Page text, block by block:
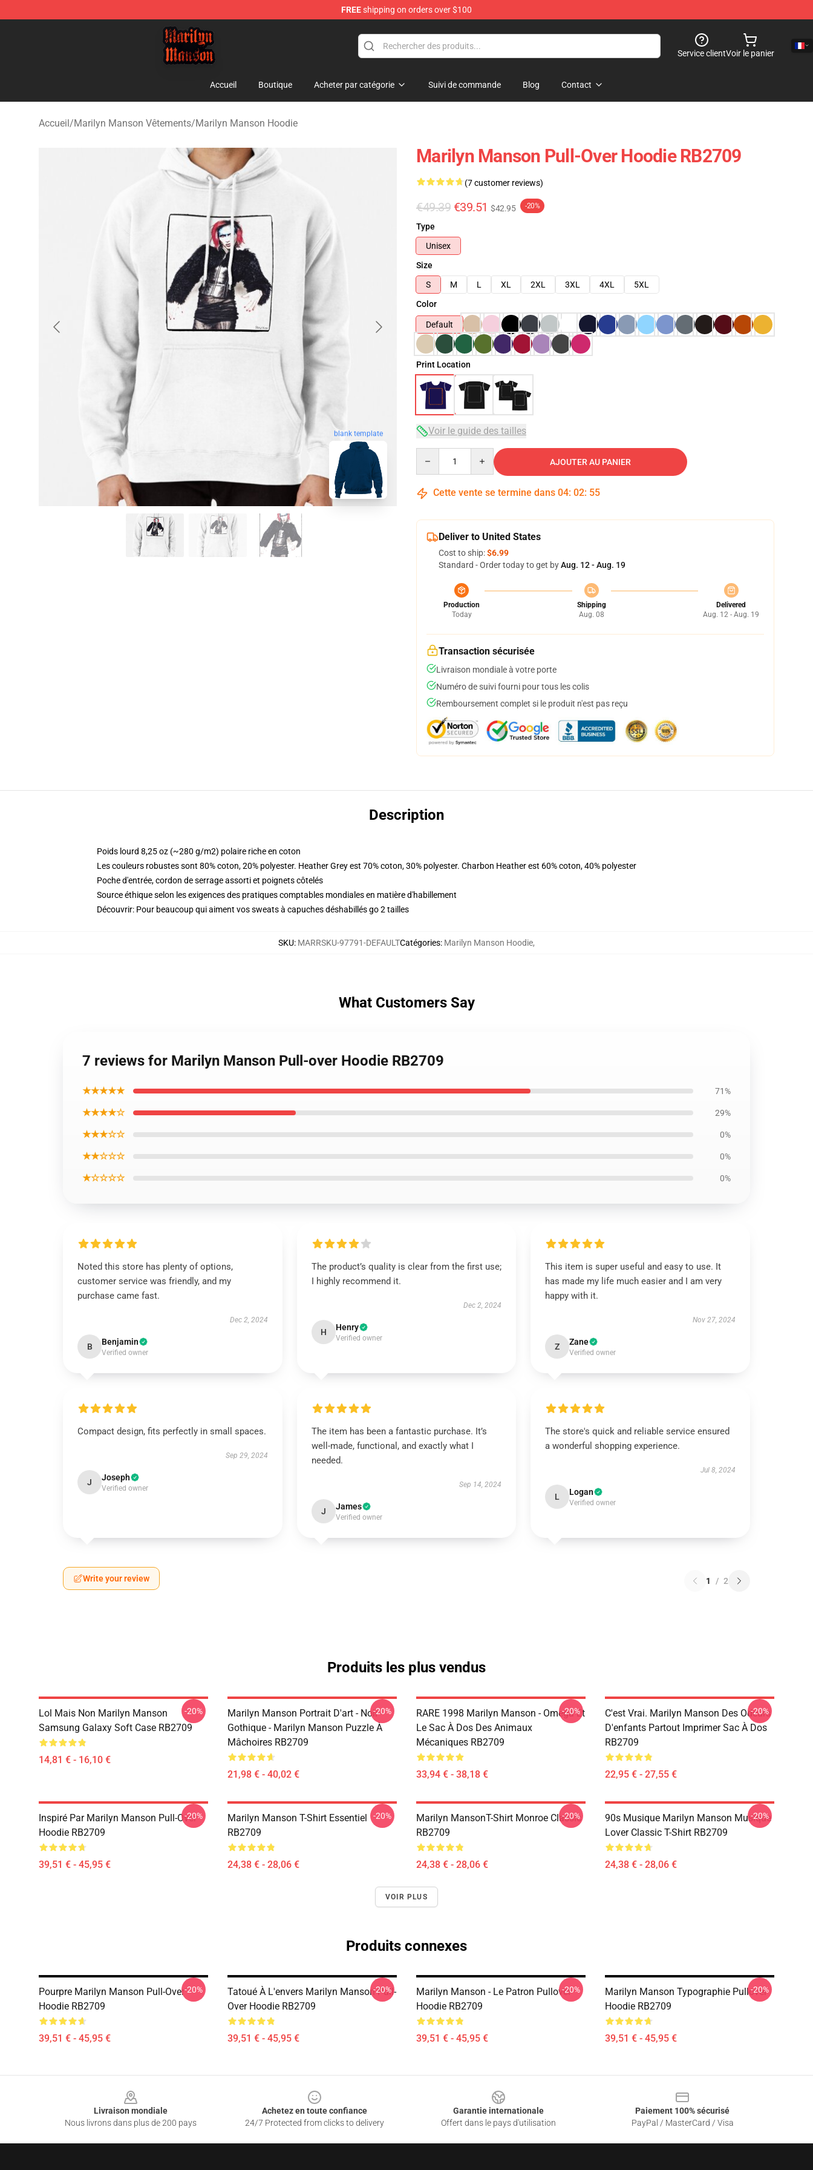
FREEshipping on orders over $100
Marilyn Manson Shop - Official Marilyn Manson Merchandise Store
Service clientVoir le panier
Accueil Boutique Acheter par catégorie Suivi de commande Blog Contact
Accueil/Marilyn Manson Vêtements/Marilyn Manson Hoodie
blank template
Marilyn Manson Pull-Over Hoodie RB2709
(7 customer reviews)
€49.39 €39.51 $42.95 -20%
Type
Unisex
Size
S
M L XL 2XL 3XL 4XL
5XL
Color
Default
Print Location
Voir le guide des tailles
AJOUTER AU PANIER
Cette vente se termine dans 04: 02: 54
Deliver to United States
Cost to ship:$6.99
Standard - Order today to get byAug. 12 - Aug. 19
Production
Today
Shipping
Aug. 08
Delivered
Aug. 12 - Aug. 19
Transaction sécurisée
Livraison mondiale à votre porte
Numéro de suivi fourni pour tous les colis
Remboursement complet si le produit n'est pas reçu
Description
Poids lourd 8,25 oz (~280 g/m2) polaire riche en coton
Les couleurs robustes sont 80% coton, 20% polyester. Heather Grey est 70% coton, 30% polyester. Charbon Heather est 60% coton, 40% polyester
Poche d'entrée, cordon de serrage assorti et poignets côtelés
Source éthique selon les exigences des pratiques comptables mondiales en matière d'habillement
Découvrir: Pour beaucoup qui aiment vos sweats à capuches déshabillés go 2 tailles
SKU: MARRSKU-97791-DEFAULTCatégories: Marilyn Manson Hoodie,
What Customers Say
7 reviews for Marilyn Manson Pull-over Hoodie RB2709
★★★★★ 71%
★★★★☆ 29%
★★★☆☆ 0%
★★☆☆☆ 0%
★☆☆☆☆ 0%
Noted this store has plenty of options,
customer service was friendly, and my
purchase came fast.
Dec 2, 2024
B Benjamin
Verified owner
The product’s quality is clear from the first use;
I highly recommend it.
Dec 2, 2024
H Henry
Verified owner
This item is super useful and easy to use. It
has made my life much easier and I am very
happy with it.
Nov 27, 2024
Z Zane
Verified owner
Compact design, fits perfectly in small spaces.
Sep 29, 2024
J Joseph
Verified owner
The item has been a fantastic purchase. It’s
well-made, functional, and exactly what I
needed.
Sep 14, 2024
J James
Verified owner
The store's quick and reliable service ensured
a wonderful shopping experience.
Jul 8, 2024
L Logan
Verified owner
Write your review 1 / 2
Produits les plus vendus
Lol Mais Non Marilyn Manson
Samsung Galaxy Soft Case RB2709
14,81 € - 16,10 €
-20%
Marilyn Manson Portrait D'art - Noir -
Gothique - Marilyn Manson Puzzle À
Mâchoires RB2709
21,98 € - 40,02 €
-20%
RARE 1998 Marilyn Manson - Omega Et
Le Sac À Dos Des Animaux
Mécaniques RB2709
33,94 € - 38,18 €
-20%
C'est Vrai. Marilyn Manson Des Odeurs
D'enfants Partout Imprimer Sac À Dos
RB2709
22,95 € - 27,55 €
-20%
Inspiré Par Marilyn Manson Pull-Over
Hoodie RB2709
39,51 € - 45,95 €
-20%
Marilyn Manson T-Shirt Essentiel
RB2709
24,38 € - 28,06 €
-20%
Marilyn MansonT-Shirt Monroe Classic
RB2709
24,38 € - 28,06 €
-20%
90s Musique Marilyn Manson Musique
Lover Classic T-Shirt RB2709
24,38 € - 28,06 €
-20%
VOIR PLUS
Produits connexes
Pourpre Marilyn Manson Pull-Over
Hoodie RB2709
39,51 € - 45,95 €
-20%
Tatoué À L'envers Marilyn Manson Pull-
Over Hoodie RB2709
39,51 € - 45,95 €
-20%
Marilyn Manson - Le Patron Pullover
Hoodie RB2709
39,51 € - 45,95 €
-20%
Marilyn Manson Typographie Pullover
Hoodie RB2709
39,51 € - 45,95 €
-20%
Livraison mondiale
Nous livrons dans plus de 200 pays
Achetez en toute confiance
24/7 Protected from clicks to delivery
Garantie internationale
Offert dans le pays d'utilisation
Paiement 100% sécurisé
PayPal / MasterCard / Visa